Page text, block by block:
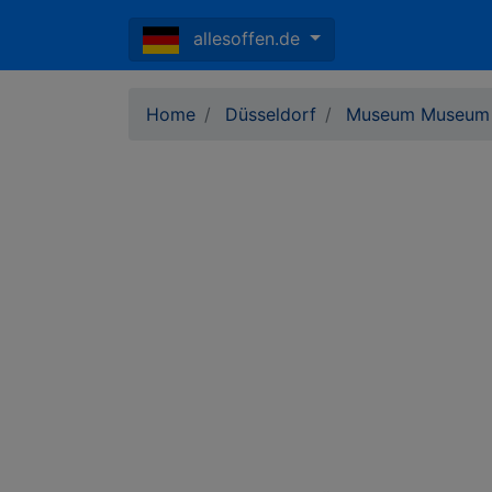
allesoffen.de
Home Düsseldorf Museum